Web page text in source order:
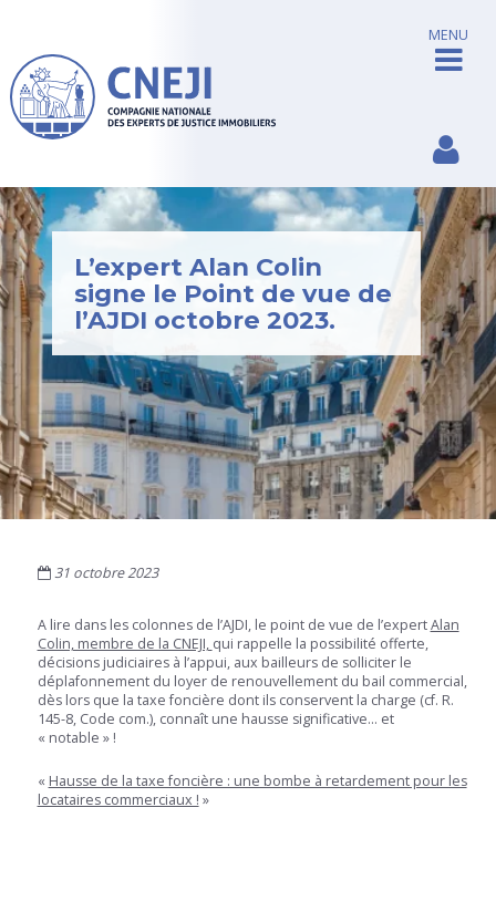
MENU
L’expert Alan Colin
signe le Point de vue de
l’AJDI octobre 2023.
31 octobre 2023
A lire dans les colonnes de l’AJDI, le point de vue de l’expertAlan
Colin, membre de la CNEJI, qui rappelle la possibilité offerte,
décisions judiciaires à l’appui, aux bailleurs de solliciter le
déplafonnement du loyer de renouvellement du bail commercial,
dès lors que la taxe foncière dont ils conservent la charge (cf. R.
145-8, Code com.), connaît une hausse significative… et
« notable » !
« Hausse de la taxe foncière : une bombe à retardement pour les
locataires commerciaux ! »